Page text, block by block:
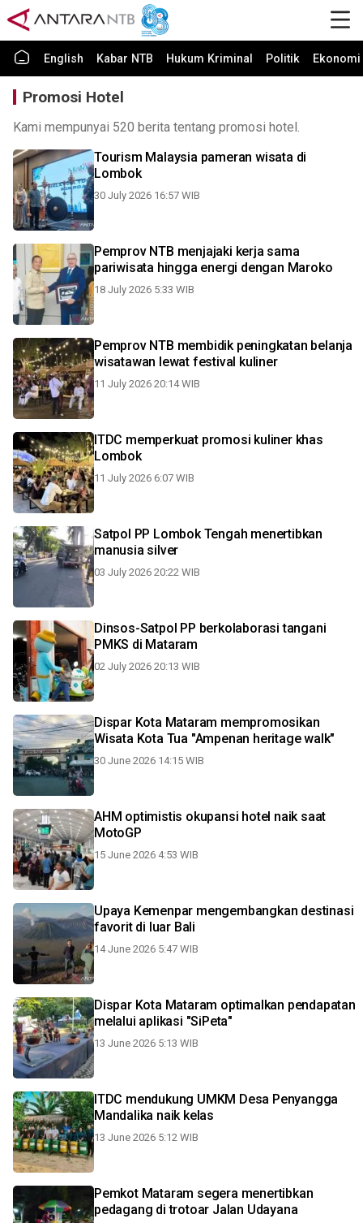
English Kabar NTB Hukum Kriminal Politik
Promosi Hotel
Kami mempunyai 520 berita tentang promosi hotel.
Tourism Malaysia pameran wisata di
Lombok
30 July 2026 16:57 WIB
Pemprov NTB menjajaki kerja sama
pariwisata hingga energi dengan Maroko
18 July 2026 5:33 WIB
Pemprov NTB membidik peningkatan belanja
wisatawan lewat festival kuliner
11 July 2026 20:14 WIB
ITDC memperkuat promosi kuliner khas
Lombok
11 July 2026 6:07 WIB
Satpol PP Lombok Tengah menertibkan
manusia silver
03 July 2026 20:22 WIB
Dinsos-Satpol PP berkolaborasi tangani
PMKS di Mataram
02 July 2026 20:13 WIB
Dispar Kota Mataram mempromosikan
Wisata Kota Tua "Ampenan heritage walk"
30 June 2026 14:15 WIB
AHM optimistis okupansi hotel naik saat
MotoGP
15 June 2026 4:53 WIB
Upaya Kemenpar mengembangkan destinasi
favorit di luar Bali
14 June 2026 5:47 WIB
Dispar Kota Mataram optimalkan pendapatan
melalui aplikasi "SiPeta"
13 June 2026 5:13 WIB
ITDC mendukung UMKM Desa Penyangga
Mandalika naik kelas
13 June 2026 5:12 WIB
Pemkot Mataram segera menertibkan
pedagang di trotoar Jalan Udayana